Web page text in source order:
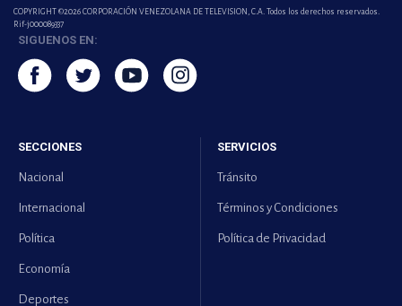
COPYRIGHT ©2026 CORPORACIÓN VENEZOLANA DE TELEVISION, C.A. Todos los derechos reservados.
Rif-j000089337
SIGUENOS EN:
SECCIONES
Nacional
Internacional
Política
Economía
Deportes
SERVICIOS
Tránsito
Términos y Condiciones
Política de Privacidad